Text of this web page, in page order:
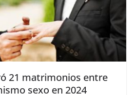
21 matrimonios entre
sexo en 2024